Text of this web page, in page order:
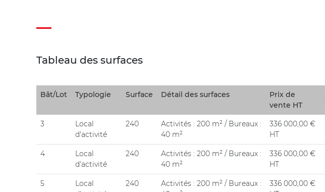
Tableau des surfaces
Bât/Lot Typologie Surface Détail des surfaces
Prix de
vente HT
3
Local
d'activité
240
Activités : 200 m² / Bureaux :
40 m²
336 000,00 €
HT
4
Local
d'activité
240
Activités : 200 m² / Bureaux :
40 m²
336 000,00 €
HT
5
Local
240
Activités : 200 m² / Bureaux :
336 000,00 €